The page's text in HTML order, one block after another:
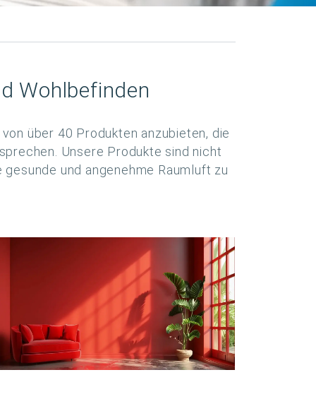
Wohlbefinden
über 40 Produkten anzubieten, die
Unsere Produkte sind nicht
und angenehme Raumluft zu